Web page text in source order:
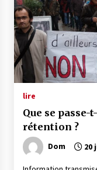
lire
Que se
rétention ?
Dom 20